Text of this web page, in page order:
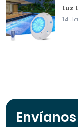
Luz
14
...